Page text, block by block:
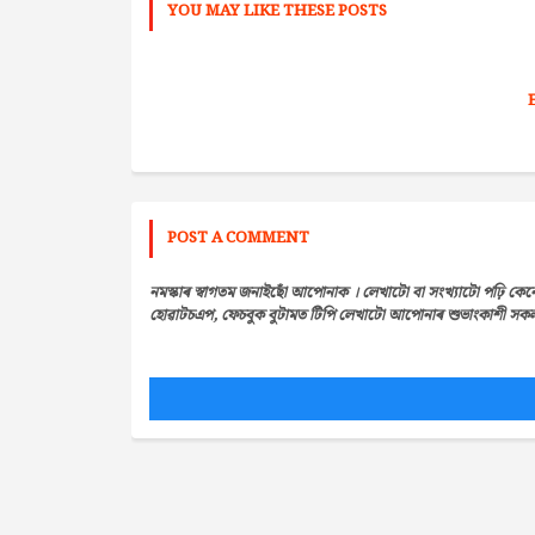
YOU MAY LIKE THESE POSTS
POST A COMMENT
নমস্কাৰ স্বাগতম জনাইছোঁ আপোনাক । লেখাটো বা সংখ্যাটো পঢ়ি
হোৱাটচএপ, ফেচবুক বুটামত টিপি লেখাটো আপোনাৰ শুভাংকাশী